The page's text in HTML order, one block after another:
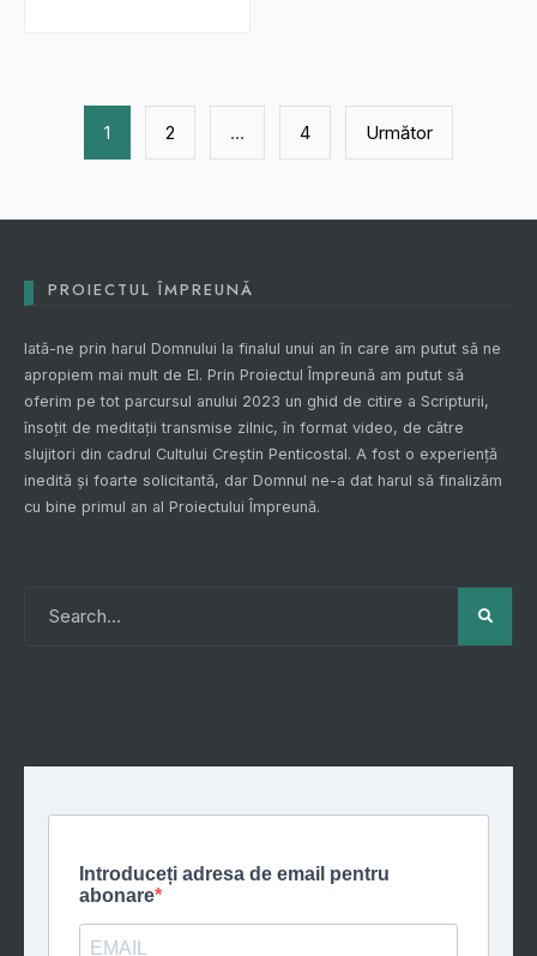
Paginație
articole
1 2 … 4 Următor
PROIECTUL ÎMPREUNĂ
Iată-ne prin harul Domnului la finalul unui an în care am putut să ne
apropiem mai mult de El. Prin Proiectul Împreună am putut să
oferim pe tot parcursul anului 2023 un ghid de citire a Scripturii,
însoțit de meditații transmise zilnic, în format video, de către
slujitori din cadrul Cultului Creștin Penticostal. A fost o experiență
inedită și foarte solicitantă, dar Domnul ne-a dat harul să finalizăm
cu bine primul an al Proiectului Împreună.